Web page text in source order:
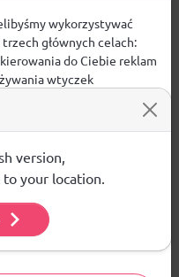
że materiał jest
dobrze sprawdza się
wiskoza 25%,
wykorzystywać
głównych celach:
do Ciebie reklam
wtyczek
i tym, jak
naszą Polityką
version,
your location.